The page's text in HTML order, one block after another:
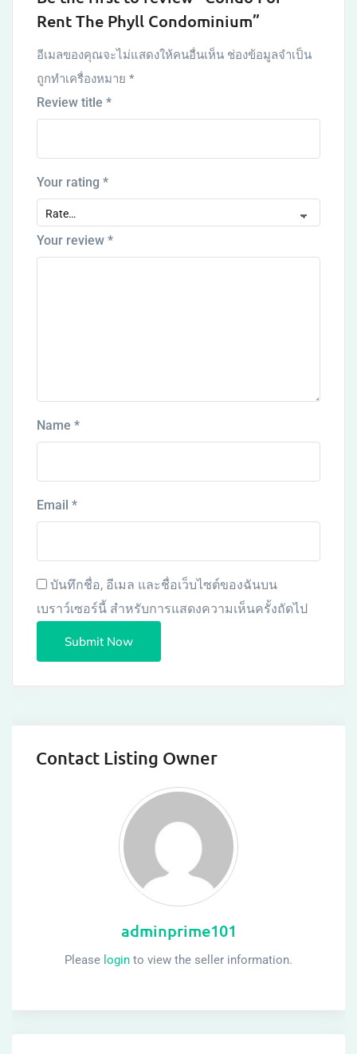
Rent The Phyll Condominium”
อีเมลของคุณจะไม่แสดงให้คนอื่นเห็น ช่องข้อมูลจำเป็น
ถูกทำเครื่องหมาย *
Review title *
Your rating *
Your review *
Name *
Email *
บันทึกชื่อ, อีเมล และชื่อเว็บไซต์ของฉันบน
เบราว์เซอร์นี้ สำหรับการแสดงความเห็นครั้งถัดไป
Contact Listing Owner
adminprime101
Please login to view the seller information.